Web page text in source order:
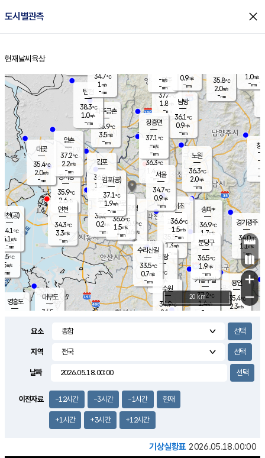
도시별관측 close
홈
현재날씨 육상
의도
℃
m/s
mm
영흥도
양주
37.4℃
1.8
-mm
과천
35.5℃
1.3m/s
- mm
용인
35.4℃
2.3m/s
경기광주
34.0℃
1.1m/s
-mm
1.3m/s
대부도
34.5
경서동
35.9℃
2.6 m/s
-mm
파주금촌
35.9℃
3.5m/s
-mm
35.8℃
2.0m/s
-mm
대곶
35.4℃
2.0m/s
-mm
창
-
-m/
-
탄현
38.3℃
1.0m/s
-mm
1.0m/s
-mm
의왕
- ℃
m/s
mm
김포
36.0℃
1.2 m/s
mm
광명
35.9 ℃
0.6 m/s
-mm
부천
35.0℃
0.2m/s
-mm
양촌
37.2℃
2.2m/s
-mm
구로
36.6℃
1.5m/s
-mm
은평
36.3℃
1.4 m/s
- mm
노원
36.3℃
2.0m/s
-mm
송파*
36.9℃
1.7m/s
-mm
서초
36.6℃
1.5m/s
-mm
남방
36.1℃
0.9m/s
-mm
기흥구갈
37.2℃
1.4m/s
-
수리산길
33.5℃
0.7m/s
-mm
분당구
36.5℃
1.9m/s
-mm
장흥면
37.1℃
-m/s
-mm
-m/s
-mm
인천(공)
34.1℃
4.1 m/s
-mm
김포(공)
37.1℃
1.9m/s
-mm
수원
34.9℃
2.1 m/s
인천
34.3℃
3.3m/s
-mm
서울
34.7℃
0.9m/s
-mm
34.7℃
1 m/s
-mm
0.9m/s
-mm
+
−
20 km
요소
지역
날짜
이전자료 -12시간 -3시간 -1시간 현재
+1시간 +3시간 +12시간
기상실황표 2026.05.18.00:00